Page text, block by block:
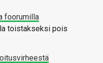
foorumilla
toistakseksi pois